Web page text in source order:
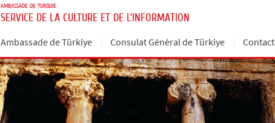
AMBASSADE DE TURQUIE
SERVICE DE LA CULTURE ET DE L’INFORMATION
Ambassade de Türkiye Consulat Général de Türkiye Contact